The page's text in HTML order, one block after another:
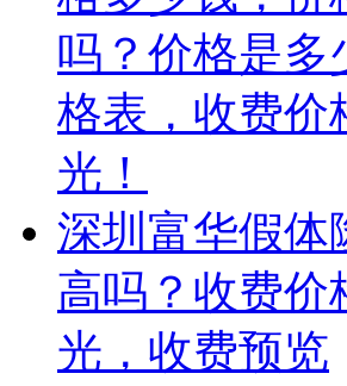
吗？价格是多
格表，收费价
光！
深圳富华假体
高吗？收费价
光，收费预览